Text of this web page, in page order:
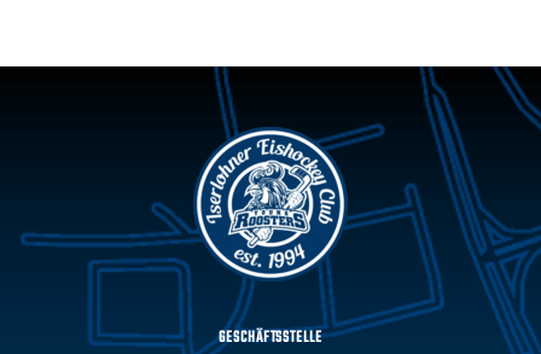
GESCHÄFTSSTELLE